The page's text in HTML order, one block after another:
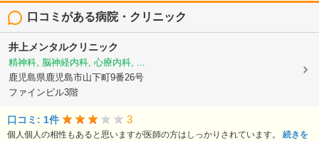
口コミがある病院・クリニック
井上メンタルクリニック
精神科, 脳神経内科, 心療内科, ...
鹿児島県鹿児島市山下町9番26号
ファインビル3階
口コミ: 1件 3
個人個人の相性もあると思いますが医師の方はしっかりされています。 続きを